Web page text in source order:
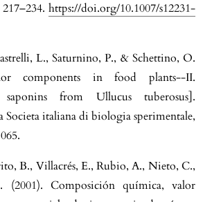
https://doi.org/10.1007/s12231-
L., Saturnino, P., & Schettino, O.
components in food plants--II.
from Ullucus tuberosus].
Societa italiana di biologia sperimentale,
B., Villacrés, E., Rubio, A., Nieto, C.,
(2001). Composición química, valor